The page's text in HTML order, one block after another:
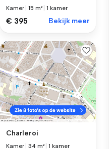
Kamer |15 m² |1 kamer
€ 395 Bekijk meer
Charleroi
Kamer |34 m² |1 kamer